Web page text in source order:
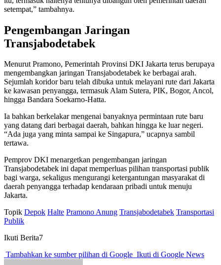
setempat,” tambahnya.
Pengembangan Jaringan
Transjabodetabek
Menurut Pramono, Pemerintah Provinsi DKI Jakarta terus berupaya
mengembangkan jaringan Transjabodetabek ke berbagai arah.
Sejumlah koridor baru telah dibuka untuk melayani rute dari Jakarta
ke kawasan penyangga, termasuk Alam Sutera, PIK, Bogor, Ancol,
hingga Bandara Soekarno-Hatta.
Ia bahkan berkelakar mengenai banyaknya permintaan rute baru
yang datang dari berbagai daerah, bahkan hingga ke luar negeri.
“Ada juga yang minta sampai ke Singapura,” ucapnya sambil
tertawa.
Pemprov DKI menargetkan pengembangan jaringan
Transjabodetabek ini dapat memperluas pilihan transportasi publik
bagi warga, sekaligus mengurangi ketergantungan masyarakat di
daerah penyangga terhadap kendaraan pribadi untuk menuju
Jakarta.
Topik Depok Halte Pramono Anung Transjabodetabek Transportasi
Publik
Ikuti Berita7
Tambahkan ke sumber pilihan di Google Ikuti di Google News